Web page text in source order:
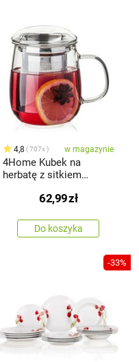
4,8 707x w magazynie
4Home Kubek na
herbatę z sitkiem
62,99zł
Do koszyka
-33%